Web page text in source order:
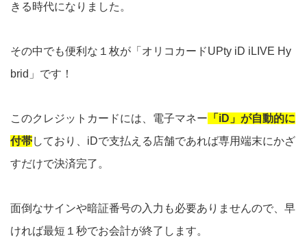
きる時代になりました。
その中でも便利な１枚が「オリコカードUPty iD iLIVE Hy
brid」です！
このクレジットカードには、電子マネー 「iD」が自動的に
付帯しており、iDで支払える店舗であれば専用端末にかざ
すだけで決済完了。
面倒なサインや暗証番号の入力も必要ありませんので、早
ければ最短１秒でお会計が終了します。